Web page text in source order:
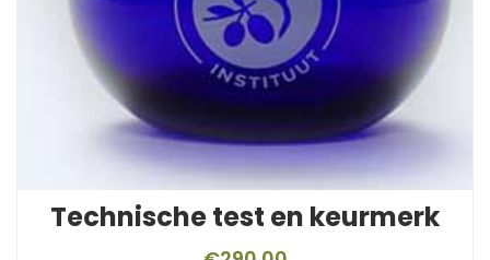
Technische test en keurmerk